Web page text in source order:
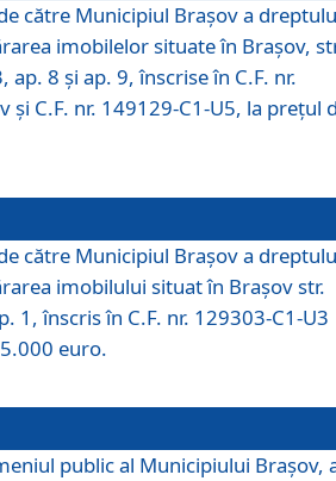
către Municipiul Brașov a
imobilelor situate în Brașov,
ap. 8 și ap. 9, înscrise în C.F. nr.
și C.F. nr. 149129-C1-U5, la prețul
către Municipiul Brașov a
imobilului situat în Brașov str.
1, înscris în C.F. nr. 129303-C1-U3
euro.
public al Municipiului Braşov,